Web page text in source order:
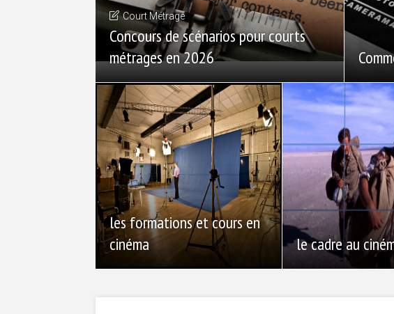
Court Métrage
Concours de scénarios pour courts
métrages en 2026
les formations et cours en
cinéma
le cadre au